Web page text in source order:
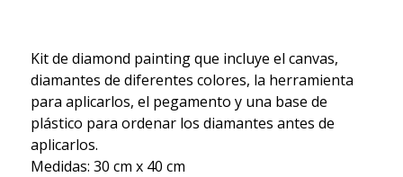
Kit de diamond painting que incluye el canvas,
diamantes de diferentes colores, la herramienta
para aplicarlos, el pegamento y una base de
plástico para ordenar los diamantes antes de
aplicarlos.
Medidas: 30 cm x 40 cm